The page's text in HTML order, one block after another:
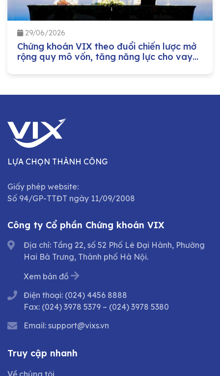
29/06/2026
Chứng khoán VIX theo đuổi chiến lược mở
rộng quy mô vốn, tăng năng lực cho vay
LỰA CHỌN THÀNH CÔNG
Giấy phép website:
Số 94/GP-TTĐT ngày 11/09/2008
Công ty Cổ phần Chứng khoán VIX
Địa chỉ: Tầng 22, số 52 Phố Lê Đại Hành, Phường
Hai Bà Trưng, Thành phố Hà Nội.
Xem bản đồ
Điện thoại: (024) 4456 8888
Fax: (024) 3978 5379 – (024) 3978 5380
Email: support@vixs.vn
Truy cập nhanh